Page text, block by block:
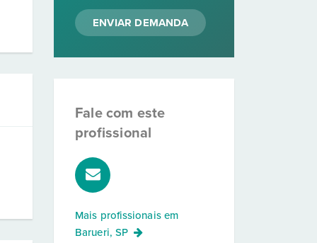
ENVIAR DEMANDA
Fale com este
profissional
Mais profissionais em
Barueri, SP